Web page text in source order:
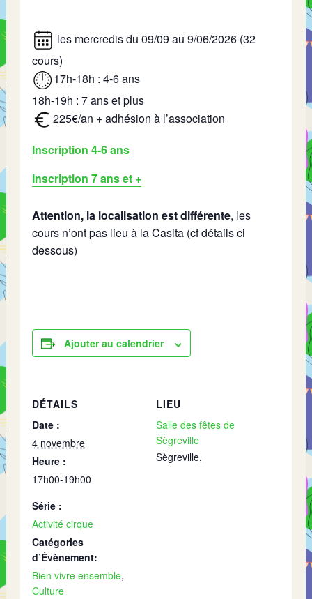
les mercredis du 09/09 au 9/06/2026 (32
cours)
17h-18h : 4-6 ans
18h-19h : 7 ans et plus
225€/an + adhésion à l’association
Inscription 4-6 ans
Inscription 7 ans et +
Attention, la localisation est différente, les
cours n’ont pas lieu à la Casita (cf détails ci
dessous)
Ajouter au calendrier
DÉTAILS
Date :
4 novembre
Heure :
17h00-19h00
Série :
Activité cirque
Catégories
d’Évènement:
Bien vivre ensemble,
Culture
LIEU
Salle des fêtes de
Sègreville
Sègreville,